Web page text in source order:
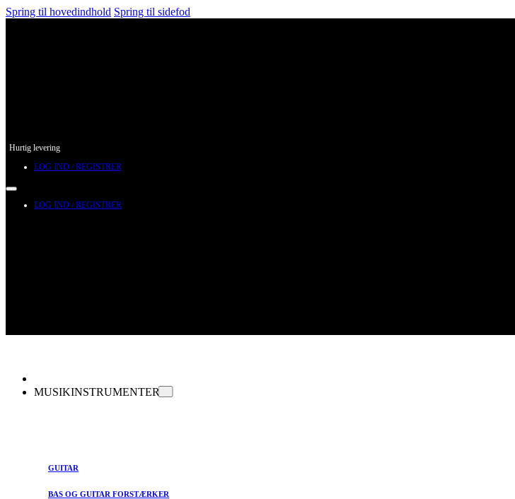
Spring til hovedindhold Spring til sidefod
Hurtig levering
LOG IND / REGISTRER
LOG IND / REGISTRER
MUSIKINSTRUMENTER
GUITAR
BAS OG GUITAR FORSTÆRKER